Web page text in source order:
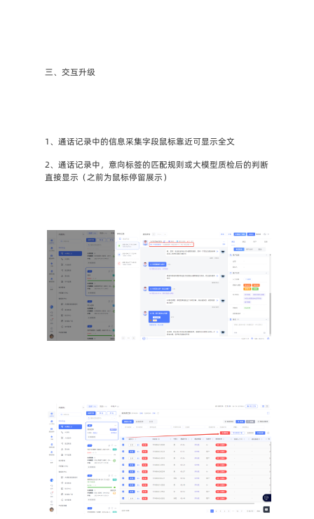
三、交互升级
1、通话记录中的信息采集字段鼠标靠近可显示全文
2、通话记录中，意向标签的匹配规则或大模型质检后的判断
直接显示（之前为鼠标停留展示）